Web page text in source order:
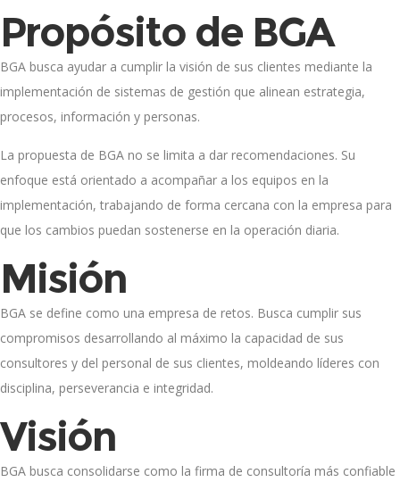
Propósito de BGA
BGA busca ayudar a cumplir la visión de sus clientes mediante la
implementación de sistemas de gestión que alinean estrategia,
procesos, información y personas.
La propuesta de BGA no se limita a dar recomendaciones. Su
enfoque está orientado a acompañar a los equipos en la
implementación, trabajando de forma cercana con la empresa para
que los cambios puedan sostenerse en la operación diaria.
Misión
BGA se define como una empresa de retos. Busca cumplir sus
compromisos desarrollando al máximo la capacidad de sus
consultores y del personal de sus clientes, moldeando líderes con
disciplina, perseverancia e integridad.
Visión
BGA busca consolidarse como la firma de consultoría más confiable